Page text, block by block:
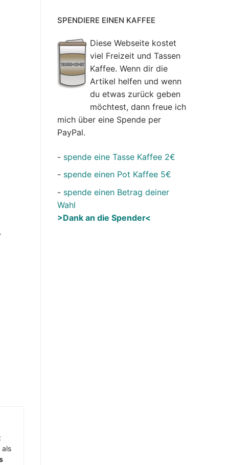
SPENDIERE EINEN KAFFEE
Diese Webseite kostet
viel Freizeit und Tassen
Kaffee. Wenn dir die
Artikel helfen und wenn
du etwas zurück geben
möchtest, dann freue ich
mich über eine Spende per
PayPal.
- spende eine Tasse Kaffee 2€
- spende einen Pot Kaffee 5€
- spende einen Betrag deiner
Wahl
>Dank an die Spender<